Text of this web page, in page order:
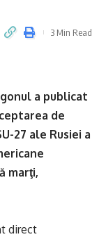
3 Min Read
a publicat
de
27 ale Rusiei a
marţi,
direct